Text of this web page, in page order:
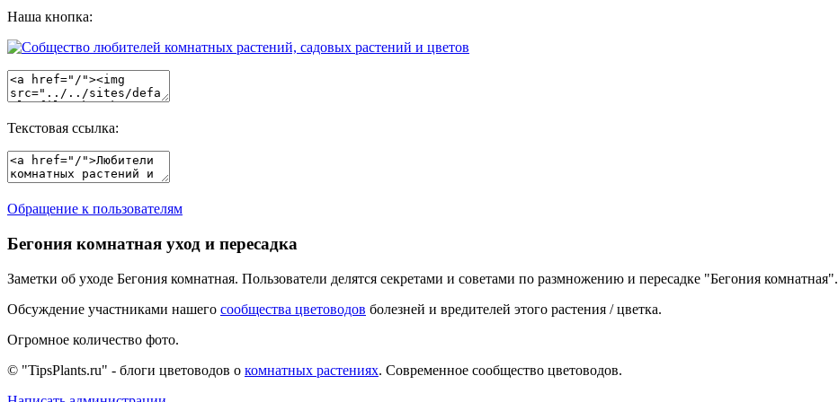
Наша кнопка:
Текстовая ссылка:
Обращение к пользователям
Бегония комнатная уход и пересадка
Заметки об уходе Бегония комнатная. Пользователи делятся секретами и советами по размножению и пересадке "Бегония комнатная".
Обсуждение участниками нашего сообщества цветоводов болезней и вредителей этого растения / цветка.
Огромное количество фото.
© "TipsPlants.ru" - блоги цветоводов о комнатных растениях. Современное сообщество цветоводов.